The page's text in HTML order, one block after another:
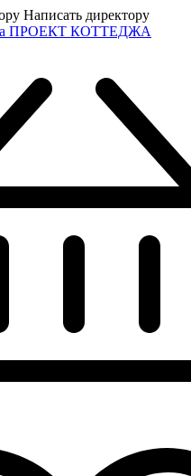
Написать директору
ПРОЕКТ КОТТЕДЖА